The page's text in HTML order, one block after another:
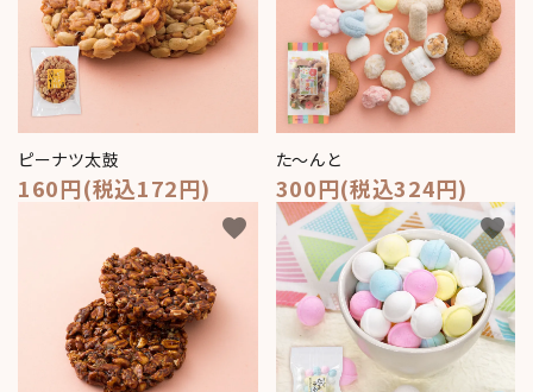
ピーナツ太鼓
160円(税込172円)
た～んと
300円(税込324円)
favorite favorite